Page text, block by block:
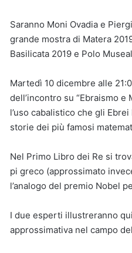
Saranno Moni Ovadia e
grande mostra di Matera
Basilicata 2019 e Polo
Martedì 10 dicembre alle
dell’incontro su “Ebraismo
l’uso cabalistico che gli
storie dei più famosi
Nel Primo Libro dei Re si
pi greco (approssimato
l’analogo del premio Nobel
I due esperti illustreranno
approssimativa nel campo